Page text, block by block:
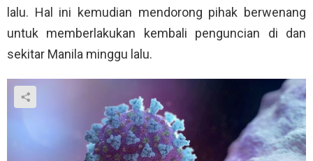
lalu. Hal ini kemudian mendorong pihak berwenang
untuk memberlakukan kembali penguncian di dan
sekitar Manila minggu lalu.